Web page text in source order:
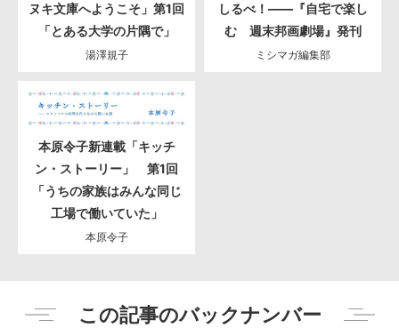
ヌキ文庫へようこそ」第1回
「とある大学の片隅で」
湯澤規子
しるべ！――『自宅で楽し
む 週末邦画劇場』発刊
ミシマガ編集部
本原令子新連載「キッチ
ン・ストーリー」 第1回
「うちの家族はみんな同じ
工場で働いていた」
本原令子
この記事のバックナンバー